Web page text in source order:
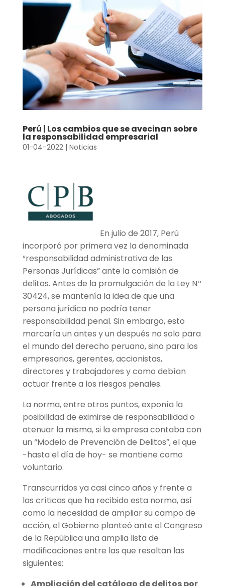
Perú | Los cambios que se avecinan sobre
la responsabilidad empresarial
01-04-2022| Noticias
En julio de 2017, Perú
incorporó por primera vez la denominada
“responsabilidad administrativa de las
Personas Jurídicas” ante la comisión de
delitos. Antes de la promulgación de la Ley Nº
30424, se mantenía la idea de que una
persona jurídica no podría tener
responsabilidad penal. Sin embargo, esto
marcaría un antes y un después no solo para
el mundo del derecho peruano, sino para los
empresarios, gerentes, accionistas,
directores y trabajadores y como debían
actuar frente a los riesgos penales.
La norma, entre otros puntos, exponía la
posibilidad de eximirse de responsabilidad o
atenuar la misma, si la empresa contaba con
un “Modelo de Prevención de Delitos”, el que
-hasta el día de hoy- se mantiene como
voluntario.
Transcurridos ya casi cinco años y frente a
las críticas que ha recibido esta norma, así
como la necesidad de ampliar su campo de
acción, el Gobierno planteó ante el Congreso
de la República una amplia lista de
modificaciones entre las que resaltan las
siguientes: